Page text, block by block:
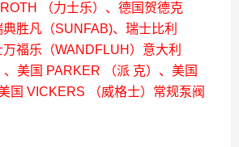
（力士乐）、德国贺德克
典胜凡（SUNFAB)、瑞士比利
万福乐（WANDFLUH）意大利
美国 PARKER （派 克）、美国
国 VICKERS （威格士）常规泵阀